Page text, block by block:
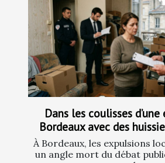
Dans les coulisses
Bordeaux avec des
À Bordeaux, les expulsions
un angle mort du débat